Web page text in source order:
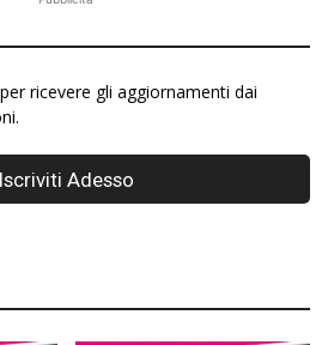
ricevere gli aggiornamenti dai